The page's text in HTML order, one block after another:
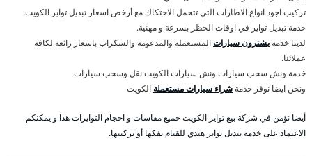
تركيب اجود انواع الاطارات التي تتحمل الاحتكاك مع أرخص اسعار تبديل تواير الكويت.
خدمة تبديل تواير في اوقات الحظر بسرعة و مهنية.
لدينا خدمةيشترون سياراتالمستعملة والمدعومة والسكراب باسعار رائعة لكافة
عملائنا.
خدمة ونش سحب سيارات ونش سيارات الكويت نقل وسحب سيارات
ونحن ايضا نوفر خدمة شراء سيارات مستعملة الكويت
أيضا نؤمن في شركة بيع تواير الكويت جميع مقاسات و احجام التوايرات هذا و يمكنكم
الاعتماد على خدمة تبديل تواير هندي للقيام بفكها أو تركيبها.